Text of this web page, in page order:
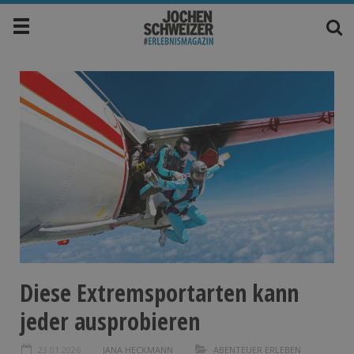
Diese Extremsportarten kann
jeder ausprobieren
23.01.2026 JANA HECKMANN ABENTEUER ERLEBEN